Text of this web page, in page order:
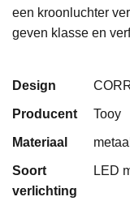
een kroonluchter
geven klasse en
Design
Producent Tooy
Materiaal
Soort
verlichting
LED